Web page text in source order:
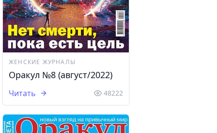
ЖЕНСКИЕ ЖУРНАЛЫ
Оракул №8 (август/2022)
Читать 48222